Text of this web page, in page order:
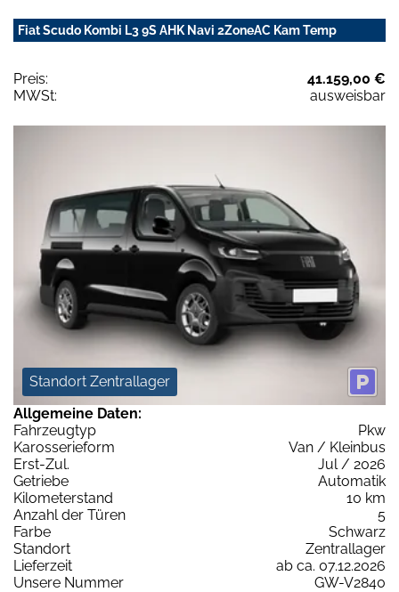
Fiat Scudo Kombi L3 9S AHK Navi 2ZoneAC Kam Temp
Preis:
41.159,00 €
MWSt:
ausweisbar
Standort Zentrallager
Allgemeine Daten:
Fahrzeugtyp
Pkw
Karosserieform
Van / Kleinbus
Erst-Zul.
Jul / 2026
Getriebe
Automatik
Kilometerstand
10 km
Anzahl der Türen
5
Farbe
Schwarz
Standort
Zentrallager
Lieferzeit
ab ca. 07.12.2026
Unsere Nummer
GW-V2840